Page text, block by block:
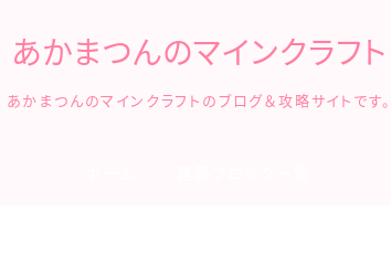
あかまつんのマインクラフト
あかまつんのマインクラフトのブログ＆攻略サイトです。